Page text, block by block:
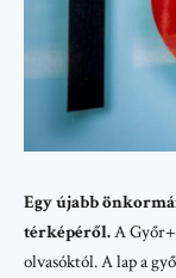
Egy újabb
térképéről.A Győr+
olvasóktól. A lap a